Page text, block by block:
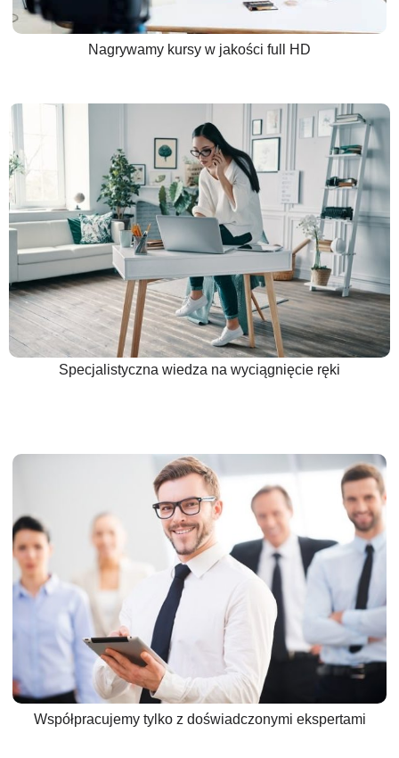
Nagrywamy kursy w jakości full HD
Specjalistyczna wiedza na wyciągnięcie ręki
Współpracujemy tylko z doświadczonymi ekspertami